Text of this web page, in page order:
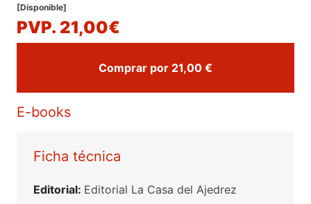
[Disponible]
PVP. 21,00€
Comprar por 21,00 €
E-books
Ficha técnica
Editorial: Editorial La Casa del Ajedrez